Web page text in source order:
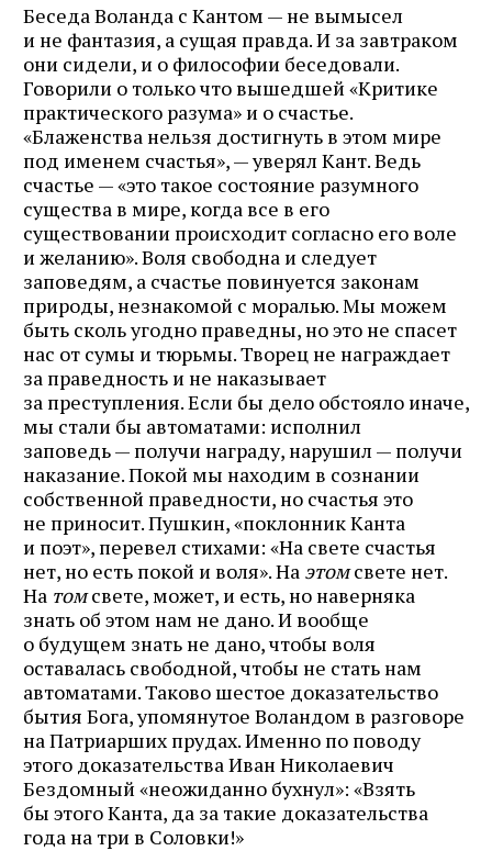
Беседа Воланда с Кантом — не вымысел
и не фантазия, а сущая правда. И за завтраком
они сидели, и о философии беседовали.
Говорили о только что вышедшей «Критике
практического разума» и о счастье.
«Блаженства нельзя достигнуть в этом мире
под именем счастья», — уверял Кант. Ведь
счастье — «это такое состояние разумного
существа в мире, когда все в его
существовании происходит согласно его воле
и желанию». Воля свободна и следует
заповедям, а счастье повинуется законам
природы, незнакомой с моралью. Мы можем
быть сколь угодно праведны, но это не спасет
нас от сумы и тюрьмы. Творец не награждает
за праведность и не наказывает
за преступления. Если бы дело обстояло иначе,
мы стали бы автоматами: исполнил
заповедь — получи награду, нарушил — получи
наказание. Покой мы находим в сознании
собственной праведности, но счастья это
не приносит. Пушкин, «поклонник Канта
и поэт», перевел стихами: «На свете счастья
нет, но есть покой и воля». На этомсвете нет.
На томсвете, может, и есть, но наверняка
знать об этом нам не дано. И вообще
о будущем знать не дано, чтобы воля
оставалась свободной, чтобы не стать нам
автоматами. Таково шестое доказательство
бытия Бога, упомянутое Воландом в разговоре
на Патриарших прудах. Именно по поводу
этого доказательства Иван Николаевич
Бездомный «неожиданно бухнул»: «Взять
бы этого Канта, да за такие доказательства
года на три в Соловки!»